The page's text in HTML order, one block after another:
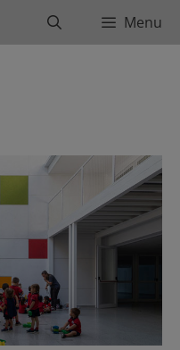
BuscarMenu